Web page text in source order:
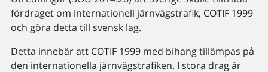
fördraget om internationell järnvägstrafik, COTIF 1999
och göra detta till svensk lag.
Detta innebär att COTIF 1999 med bihang tillämpas på
den internationella järnvägstrafiken. I stora drag är